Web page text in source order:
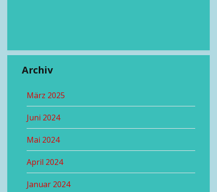
Archiv
März 2025
Juni 2024
Mai 2024
April 2024
Januar 2024